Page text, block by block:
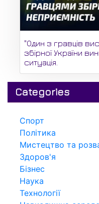
"Один з гравців
збірної України
ситуація.
Categories
Спорт
Політика
Мистецтво та
Здоров'я
Бізнес
Наука
Технології